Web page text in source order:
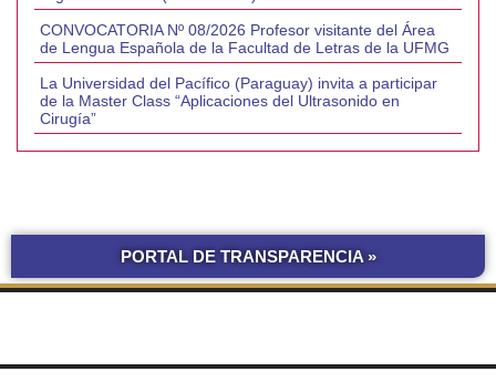
CONVOCATORIA Nº 08/2026 Profesor visitante del Área
de Lengua Española de la Facultad de Letras de la UFMG
La Universidad del Pacífico (Paraguay) invita a participar
de la Master Class “Aplicaciones del Ultrasonido en
Cirugía”
PORTAL DE TRANSPARENCIA »